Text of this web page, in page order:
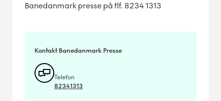
Banedanmark presse på tlf. 8234 1313
Kontakt Banedanmark Presse
Telefon
82341313